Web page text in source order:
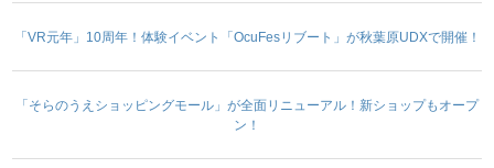
「VR元年」10周年！体験イベント「OcuFesリブート」が秋葉原UDXで開催！
「そらのうえショッピングモール」が全面リニューアル！新ショップもオープ
ン！